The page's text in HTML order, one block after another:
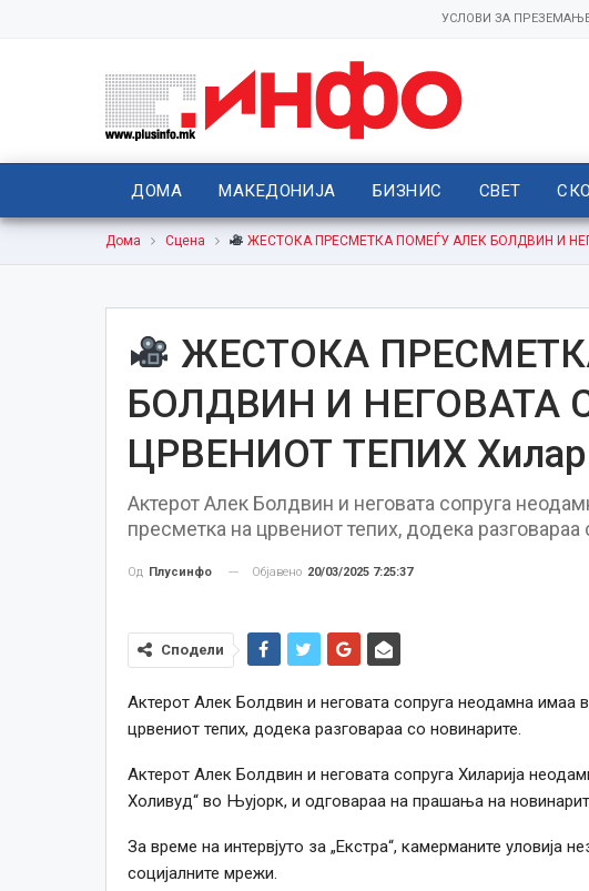
УСЛОВИ ЗА
ДОМА МАКЕДОНИЈА БИЗНИС СВЕТ
Дома Сцена ЖЕСТОКА ПРЕСМЕТКА ПОМЕЃУ АЛЕК БОЛДВИН И
ЖЕСТОКА
БОЛДВИН И НЕГОВАТА
ЦРВЕНИОТ ТЕПИХ
Актерот Алек Болдвин и неговата сопруга
пресметка на црвениот тепих, додека разговараа
Од Плусинфо Објавено 20/03/2025 7:25:37
Сподели
Актерот Алек Болдвин и неговата сопруга неодамна имаа
црвениот тепих, додека разговараа со новинарите.
Актерот Алек Болдвин и неговата сопруга Хиларија
Холивуд“ во Њујорк, и одговараа на прашања на
За време на интервјуто за „Екстра“, камерманите уловија
социјалните мрежи.